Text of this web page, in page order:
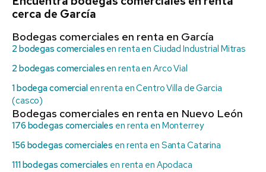
cerca de García
Bodegas comerciales en renta en García
2 bodegas comerciales en renta en Ciudad Industrial Mitras
2 bodegas comerciales en renta en Arco Vial
1 bodega comercialen renta en Centro Villa de Garcia
(casco)
Bodegas comerciales en renta en Nuevo León
176 bodegas comerciales en renta en Monterrey
156 bodegas comerciales en renta en Santa Catarina
111 bodegas comerciales en renta en Apodaca